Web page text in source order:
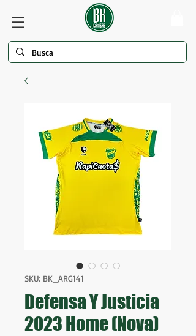
SKU: BK_ARG141
Defensa Y Justicia
2023 Home (Nova)